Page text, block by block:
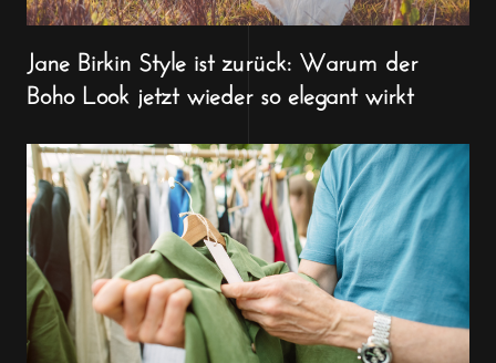
Jane Birkin Style ist zurück: Warum der
Boho Look jetzt wieder so elegant wirkt